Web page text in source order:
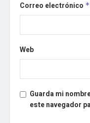
Correo electrónico *
Web
Guarda mi
este navegador